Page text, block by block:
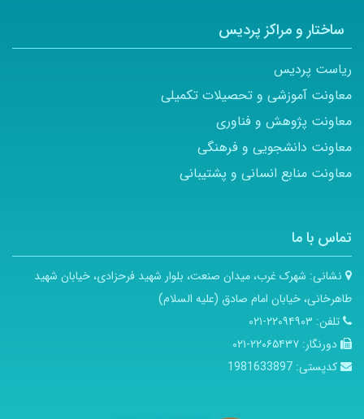
ساختار و مراکز پردیس
ریاست پردیس
معاونت آموزشی و تحصیلات تکمیلی
معاونت پژوهش و فناوری
معاونت دانشجویی و فرهنگی
معاونت منابع انسانی و پشتیبانی
تماس با ما
نشانی: شهرک غرب، میدان صنعت، بلوار شهید فرحزادی، خیابان شهید
طاهرخانی، خیابان امام صادق (علیه السلام)
تلفن: ۲۲۰۹۴۹۰۳-۰۲۱
دورنگار: ۲۲۰۶۵۴۳۷-۰۲۱
کدپستی: 1981633897